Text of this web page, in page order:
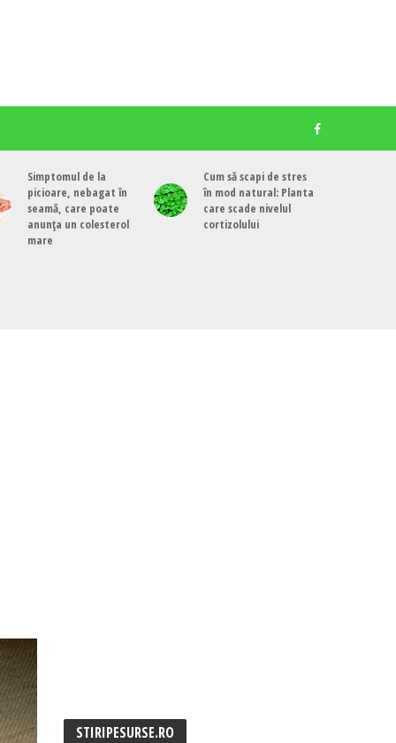
Simptomul de la
picioare, nebagat în
seamă, care poate
anunța un colesterol
mare
Cum să scapi de stres
în mod natural: Planta
care scade nivelul
cortizolului
STIRIPESURSE.RO